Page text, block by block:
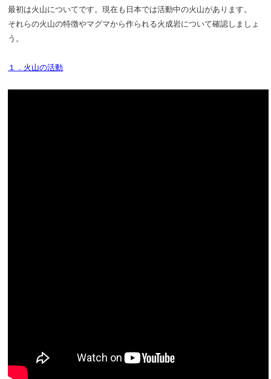
最初は火山についてです。現在も日本では活動中の火山があります。
それらの火山の特徴やマグマから作られる火成岩について確認しましょ
う。
１．火山の活動